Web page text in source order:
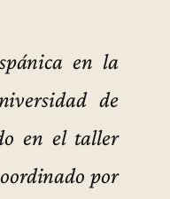
en la
de
en el taller
por